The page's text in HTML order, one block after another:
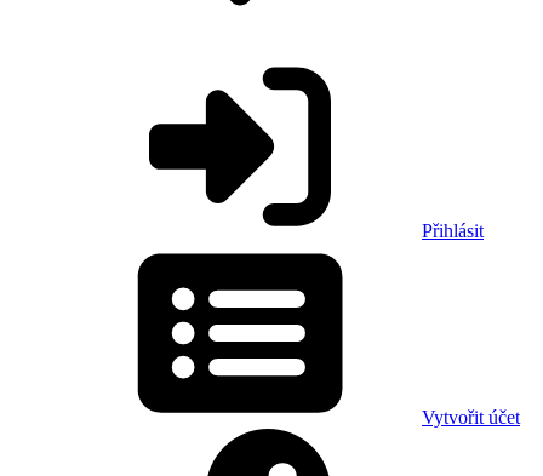
Přihlásit
Vytvořit účet